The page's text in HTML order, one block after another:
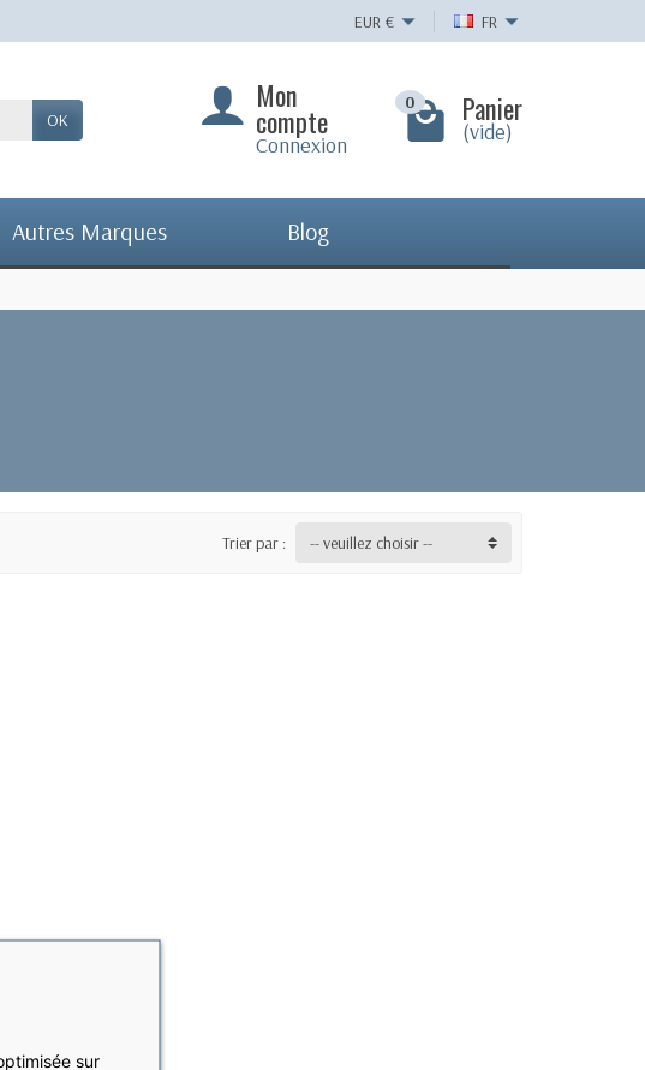
EUR € FR
OK
Mon
compte
Connexion
0 Panier
(vide)
Autres Marques Blog
Trier par : -- veuillez choisir --
sur